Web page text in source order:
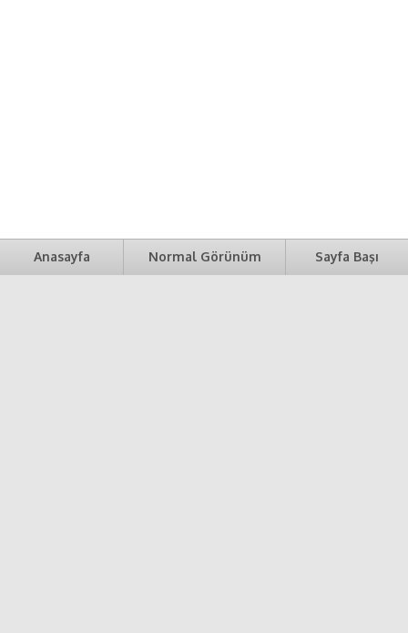
Anasayfa Normal Görünüm Sayfa Başı